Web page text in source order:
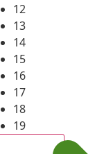
12
13
14
15
16
17
18
19